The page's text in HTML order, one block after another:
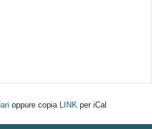
oppure copia LINK per iCal